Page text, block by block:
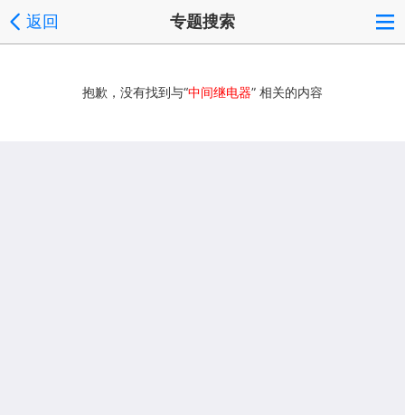
返回 专题搜索
抱歉，没有找到与“中间继电器” 相关的内容